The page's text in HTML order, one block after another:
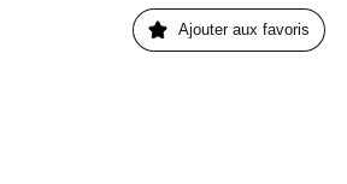
Ajouter aux favoris